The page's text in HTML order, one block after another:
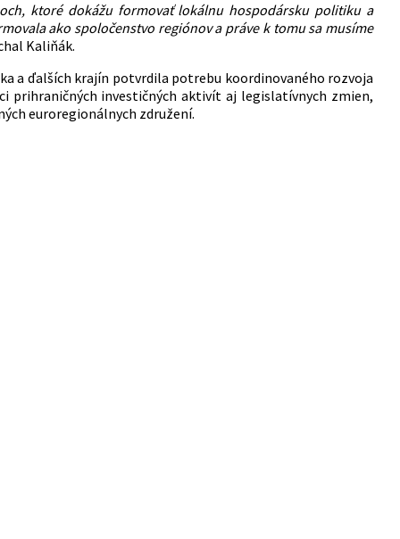
ktoré dokážu formovať lokálnu hospodársku politiku a
ako spoločenstvo regiónov a práve k tomu sa musíme
Kaliňák.
a ďalších krajín potvrdila potrebu koordinovaného rozvoja
prihraničných investičných aktivít aj legislatívnych zmien,
euroregionálnych združení.